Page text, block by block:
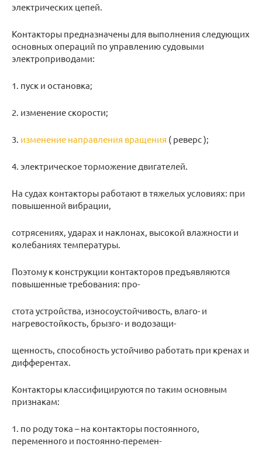
электрических цепей.
Контакторы предназначены для выполнения следующих
основных операций по управлению судовыми
электроприводами:
1. пуск и остановка;
2. изменение скорости;
3. изменение направления вращения ( реверс );
4. электрическое торможение двигателей.
На судах контакторы работают в тяжелых условиях: при
повышенной вибрации,
сотрясениях, ударах и наклонах, высокой влажности и
колебаниях температуры.
Поэтому к конструкции контакторов предъявляются
повышенные требования: про-
стота устройства, износоустойчивость, влаго- и
нагревостойкость, брызго- и водозащи-
щенность, способность устойчиво работать при кренах и
дифферентах.
Контакторы классифицируются по таким основным
признакам:
1. по роду тока – на контакторы постоянного,
переменного и постоянно-перемен-